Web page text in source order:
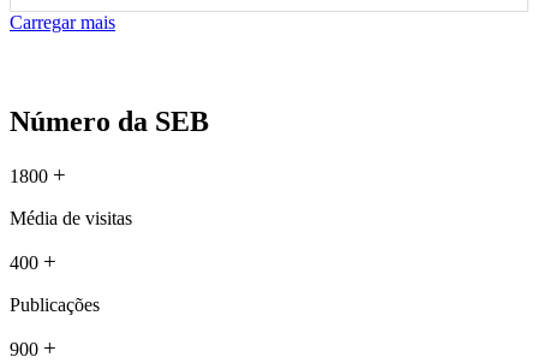
Carregar mais
Número da SEB
1800 +
Média de visitas
400 +
Publicações
900 +